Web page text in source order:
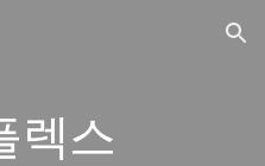
Skip to navigation
렉스